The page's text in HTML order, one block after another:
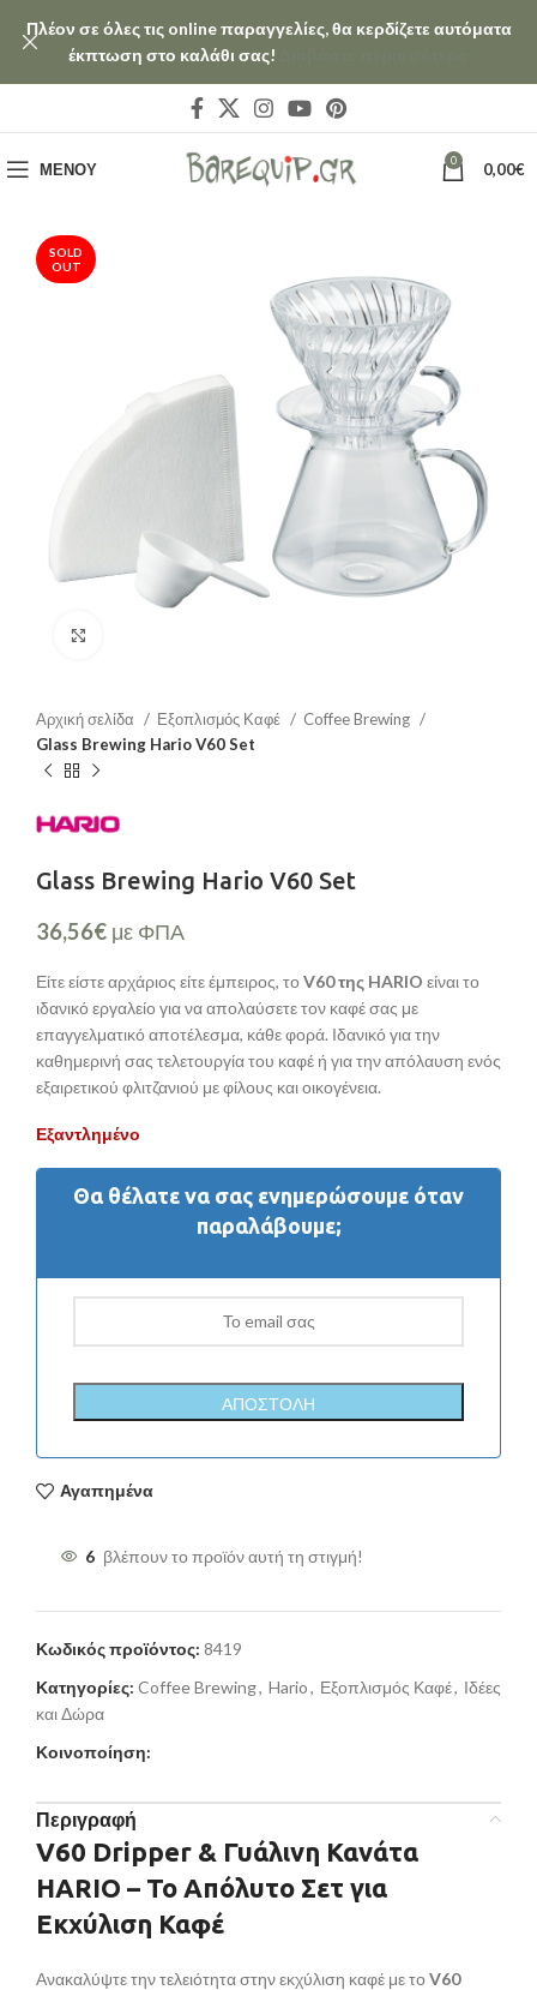
ΜΕΝΟΎ 0 0,00€
SOLD
OUT
Αρχική σελίδα Εξοπλισμός Καφέ
Coffee Brewing
Glass Brewing Hario V60 Set
Glass Brewing Hario V60 Set
36,56€ με ΦΠΑ
Είτε είστε αρχάριος είτε έμπειρος, το V60 της HARIO είναι το
ιδανικό εργαλείο για να απολαύσετε τον καφέ σας με
επαγγελματικό αποτέλεσμα, κάθε φορά. Ιδανικό για την
καθημερινή σας τελετουργία του καφέ ή για την απόλαυση ενός
εξαιρετικού φλιτζανιού με φίλους και οικογένεια.
Εξαντλημένο
Θα θέλατε να σας ενημερώσουμε όταν
παραλάβουμε;
Αγαπημένα
6 βλέπουν το προϊόν αυτή τη στιγμή!
Κωδικός προϊόντος: 8419
Κατηγορίες: Coffee Brewing, Hario, Εξοπλισμός Καφέ, Ιδέες
και Δώρα
Κοινοποίηση:
Περιγραφή
V60 Dripper & Γυάλινη Κανάτα
HARIO – Το Απόλυτο Σετ για
Εκχύλιση Καφέ
Ανακαλύψτε την τελειότητα στην εκχύλιση καφέ με το V60
Πλέον σε όλες τις online παραγγελίες, θα κερδίζετε αυτόματα
έκπτωση στο καλάθι σας!